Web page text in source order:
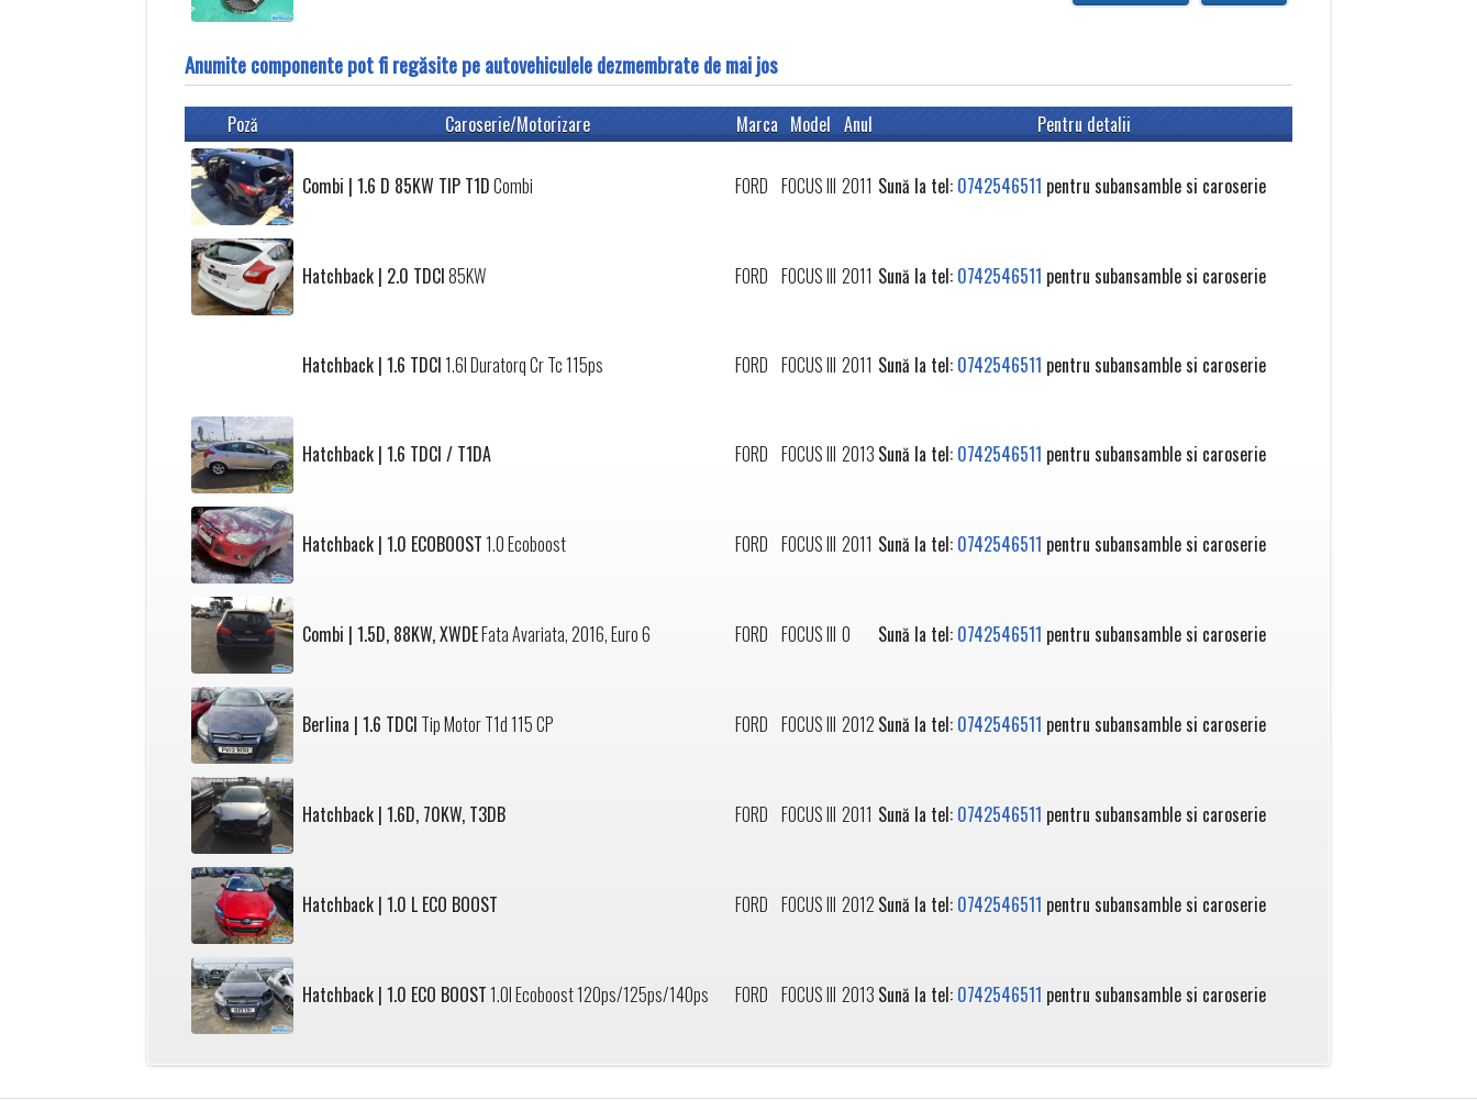
Anumite componente pot fi regăsite pe autovehiculele dezmembrate de mai jos
Poză Caroserie/Motorizare Marca Model Anul Pentru detalii
Combi | 1.6 D 85KW TIP T1DCombi FORD FOCUS III 2011 Sună la tel: 0742546511 pentru subansamble si caroserie
Hatchback | 2.0 TDCI85KW FORD FOCUS III 2011 Sună la tel: 0742546511 pentru subansamble si caroserie
Hatchback | 1.6 TDCI 1.6l Duratorq Cr Tc 115ps FORD FOCUS III 2011 Sună la tel: 0742546511 pentru subansamble si caroserie
Hatchback | 1.6 TDCI / T1DA FORD FOCUS III 2013 Sună la tel: 0742546511 pentru subansamble si caroserie
Hatchback | 1.0 ECOBOOST 1.0 Ecoboost FORD FOCUS III 2011 Sună la tel: 0742546511 pentru subansamble si caroserie
Combi | 1.5D, 88KW, XWDEFata Avariata, 2016, Euro 6 FORD FOCUS III 0 Sună la tel: 0742546511 pentru subansamble si caroserie
Berlina | 1.6 TDCI Tip Motor T1d 115 CP FORD FOCUS III 2012 Sună la tel: 0742546511 pentru subansamble si caroserie
Hatchback | 1.6D, 70KW, T3DB FORD FOCUS III 2011 Sună la tel: 0742546511 pentru subansamble si caroserie
Hatchback | 1.0 L ECO BOOST FORD FOCUS III 2012 Sună la tel: 0742546511 pentru subansamble si caroserie
Hatchback | 1.0 ECO BOOST 1.0l Ecoboost 120ps/125ps/140ps FORD FOCUS III 2013 Sună la tel: 0742546511 pentru subansamble si caroserie